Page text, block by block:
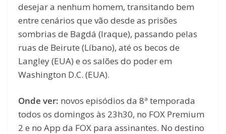
desejar a nenhum homem, transitando bem
entre cenários que vão desde as prisões
sombrias de Bagdá (Iraque), passando pelas
ruas de Beirute (Líbano), até os becos de
Langley (EUA) e os salões do poder em
Washington D.C. (EUA).
Onde ver: novos episódios da 8ª temporada
todos os domingos às 23h30, no FOX Premium
2 e no App da FOX para assinantes. No destino